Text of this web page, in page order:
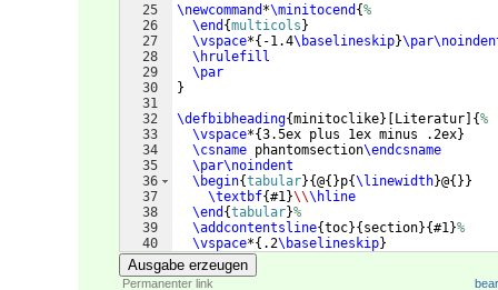
25
26
27
28
29
30
31
32
33
34
35
36
37
38
39
40
41
\newcommand *\minitocend {%
\end {multicols }
\vspace*{ -1.4\baselineskip}
\hrulefill
\par
}
\defbibheading{minitoclike} Literatur {%
\vspace*{3.5ex plus 1ex minus .2ex}
\csname phantomsection\endcsname
\par\noindent
\begin{tabular}{@{ }p{\linewidth}@{ }}
\textbf{#1}\\\hline
\end {tabular}%
\addcontentsline{toc}{ section}{#1}%
\vspace*{ .2\baselineskip}
\@afterindentfalse
Ausgabe erzeugen
Permanenter link